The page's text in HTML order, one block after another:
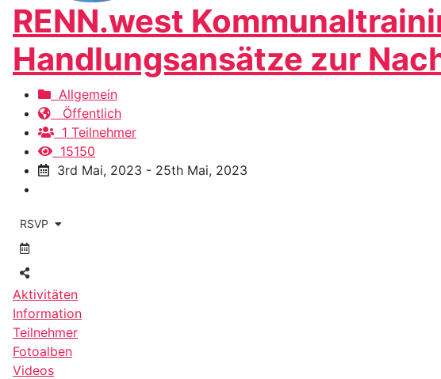
RENN.west
Handlungsansätze zur
Allgemein
Öffentlich
1 Teilnehmer
15150
3rd Mai, 2023 - 25th Mai, 2023
RSVP
Aktivitäten
Information
Teilnehmer
Fotoalben
Videos